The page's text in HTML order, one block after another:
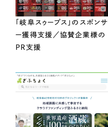
「岐阜スゥープス」のスポンサ
ー獲得支援／協賛企業様の
PR支援